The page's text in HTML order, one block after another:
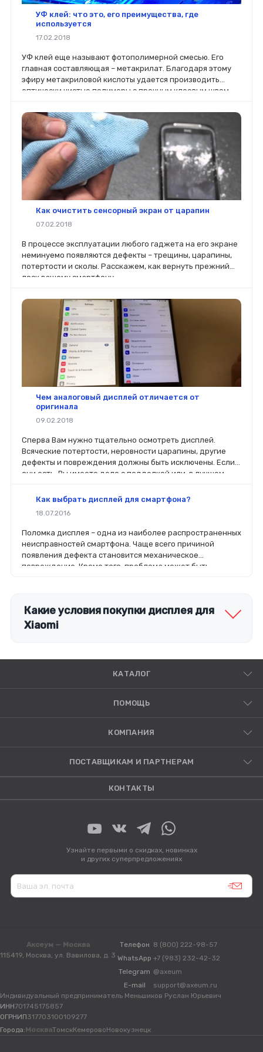
УФ клей: что это, его преимущества, где
используется
17.02.2018
УФ клей еще называют фотополимерной смесью. Его
главная составляющая – метакрилат. Благодаря этому
эфиру метакриловой кислоты удается производить
оптически чистые полимеры с прочным клеевым швом,
Как очистить сенсорный экран от царапин
07.02.2018
В процессе эксплуатации любого гаджета на его экране
неминуемо появляются дефекты – трещины, царапины,
потертости и сколы. Расскажем, как вернуть прежний
лоск вашему смартфону.
Чем аналоговый дисплей отличается от
оригинала
09.02.2018
Сперва Вам нужно тщательно осмотреть дисплей.
Всяческие потертости, неровности царапины, другие
дефекты и повреждения должны быть исключены. Если
они есть, Вы имеете дело с подделкой или, в лучшем
Как выбрать дисплей для смартфона?
18.07.2016
Поломка дисплея – одна из наиболее распространенных
неисправностей смартфона. Чаще всего причиной
появления дефекта становится механическое
повреждение. Кроме того, проблема может быть
Какие условия покупки дисплея для
Xiaomi
КАТАЛОГ
ПОМОЩЬ
КОМПАНИЯ
ПОСТАВЩИКАМ И ПАРТНЕРАМ
КОНТАКТЫ
Узнайте первыми о скидках, новинках
и других суперпредложениях
Аксеум — Москва
115419, Москва, ул. Вавилова, д. 3
Телефон 8 (800) 222-98-57
WhatsApp +7 (983) 232-42-32
Telegram @axeum
E-mail
support@axeum.ru
Индивидуальный предприниматель Меньшиков Руслан Юрьевич
ИНН701745175857
ОГРНИП317703100109277
Города: МоскваТомскКемеровоНовокузнецк